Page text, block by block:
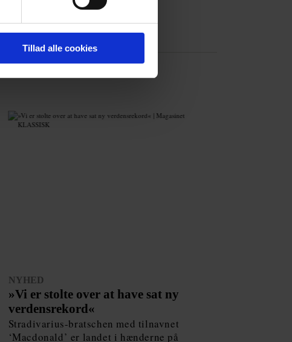
Tillad alle cookies
NYHED
»Vi er stolte over at have sat ny
verdensrekord«
Stradivarius-bratschen med tilnavnet
‘Macdonald’ er landet i hænderne på